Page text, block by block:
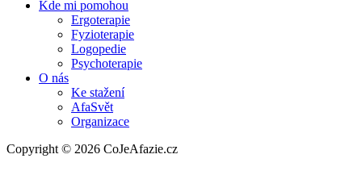
Kde mi pomohou
Ergoterapie
Fyzioterapie
Logopedie
Psychoterapie
O nás
Ke stažení
AfaSvět
Organizace
Copyright © 2026 CoJeAfazie.cz